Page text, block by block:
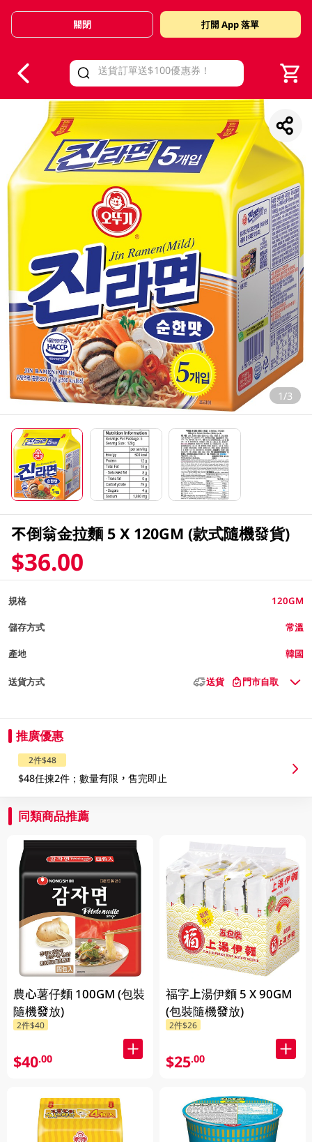
Valid Until 30 June 2026
關閉 打開 App 落單
1/3
不倒翁金拉麵 5 X 120GM (款式隨機發貨)
$36.00
規格 120GM
儲存方式 常溫
產地 韓國
送貨方式 送貨 門市自取
推廣優惠
2件$48
$48任揀2件；數量有限，售完即止
同類商品推薦
農心薯仔麵 100GM (包裝
隨機發放)
2件$40
$40.00
福字上湯伊麵 5 X 90GM
(包裝隨機發放)
2件$26
$25.00